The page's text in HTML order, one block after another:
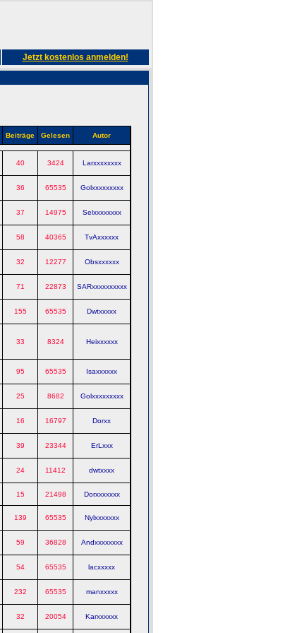
Jetzt kostenlos anmelden!
Beiträge Gelesen Autor
40 3424 Larxxxxxxxx
36 65535 Golxxxxxxxxx
37 14975 Selxxxxxxxx
58 40365 TvAxxxxxx
32 12277 Obsxxxxxx
71 22873 SARxxxxxxxxxx
155 65535 Dwtxxxxx
33 8324 Heixxxxxx
95 65535 Isaxxxxxx
25 8682 Golxxxxxxxxx
16 16797 Dorxx
39 23344 ErLxxx
24 11412 dwtxxxx
15 21498 Dorxxxxxxx
139 65535 Nylxxxxxxx
59 36828 Andxxxxxxxx
54 65535 lacxxxxx
232 65535 manxxxxx
32 20054 Karxxxxxx